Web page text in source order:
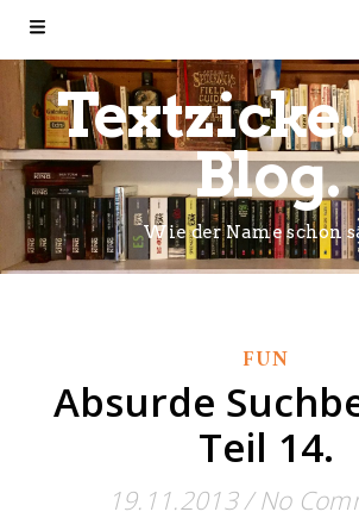
Blog.
Wie der Name schon
FUN
Absurde
Teil 14.
19.11.2013/ No